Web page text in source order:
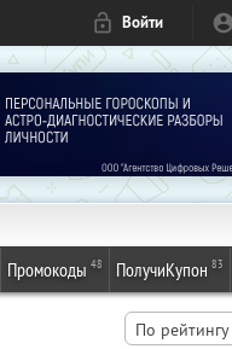
Войти
Промокоды 48 ПолучиКупон 83
По рейтингу